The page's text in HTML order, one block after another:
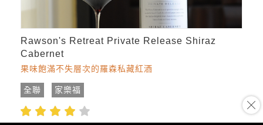
Rawson's Retreat Private Release Shiraz
Cabernet
果味飽滿不失層次的羅森私藏紅酒
全聯 家樂福